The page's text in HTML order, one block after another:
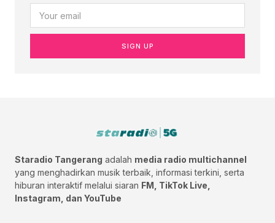
SIGN UP
Staradio Tangerang adalah media radio multichannel
yang menghadirkan musik terbaik, informasi terkini, serta
hiburan interaktif melalui siaran FM, TikTok Live,
Instagram, dan YouTube